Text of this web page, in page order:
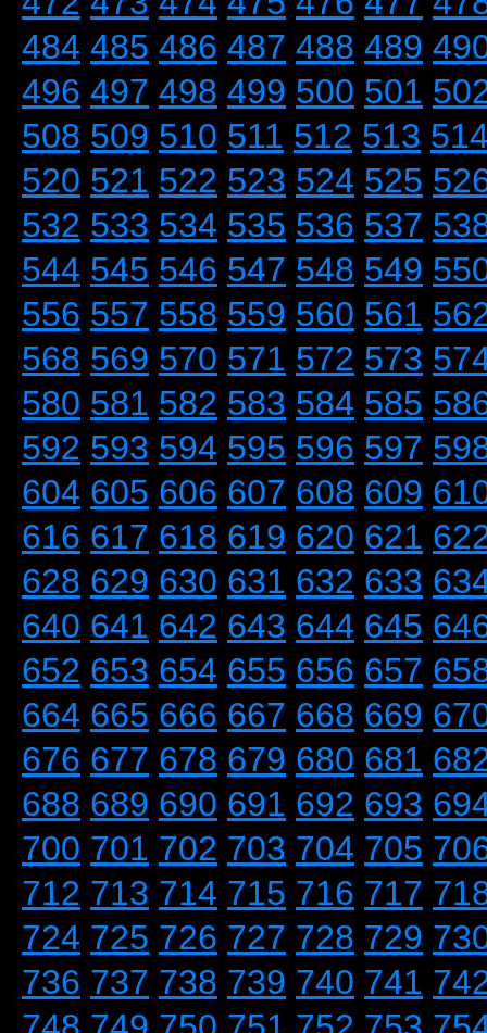
484 485 486 487 488 489
496 497 498 499 500 501
508 509 510 511 512 513
520 521 522 523 524 525
532 533 534 535 536 537
544 545 546 547 548 549
556 557 558 559 560 561
568 569 570 571 572 573
580 581 582 583 584 585
592 593 594 595 596 597
604 605 606 607 608 609
616 617 618 619 620 621
628 629 630 631 632 633
640 641 642 643 644 645
652 653 654 655 656 657
664 665 666 667 668 669
676 677 678 679 680 681
688 689 690 691 692 693
700 701 702 703 704 705
712 713 714 715 716 717
724 725 726 727 728 729
736 737 738 739 740 741